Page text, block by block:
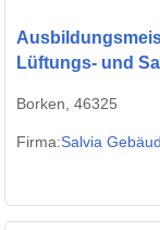
Lüftungs- und
Borken, 46325
Firma:Salvia